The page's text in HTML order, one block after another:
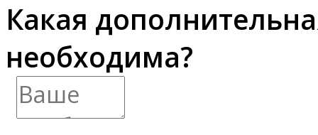
Какая
необходима?